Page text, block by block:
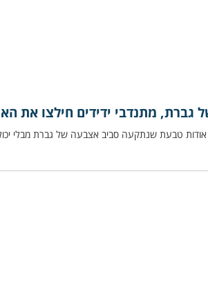
גברת, מתנדבי ידידים חילצו את
במוקד ידידים, אודות טבעת שנתקעה סביב אצבעה של גברת